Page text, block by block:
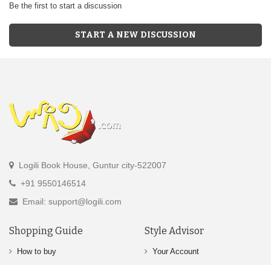
Be the first to start a discussion
START A NEW DISCUSSION
Logili Book House, Guntur city-522007
+91 9550146514
Email: support@logili.com
Shopping Guide
How to buy
Style Advisor
Your Account